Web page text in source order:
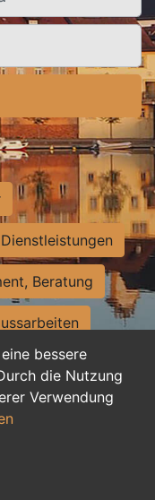
bessere
die Nutzung
Verwendung
Beratung